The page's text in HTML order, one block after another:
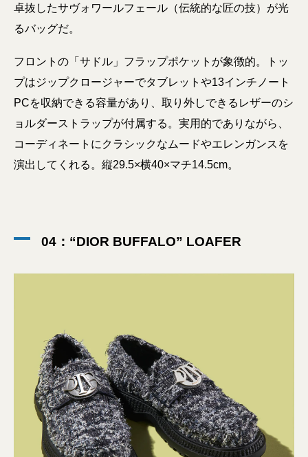
卓抜したサヴォワールフェール（伝統的な匠の技）が光
るバッグだ。
フロントの「サドル」フラップポケットが象徴的。トッ
プはジップクロージャーでタブレットや13インチノート
PCを収納できる容量があり、取り外しできるレザーのシ
ョルダーストラップが付属する。実用的でありながら、
コーディネートにクラシックなムードやエレンガンスを
演出してくれる。縦29.5×横40×マチ14.5cm。
04：“DIOR BUFFALO” LOAFER